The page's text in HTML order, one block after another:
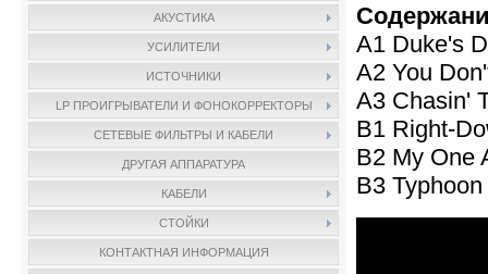
АКУСТИКА
УСИЛИТЕЛИ
ИСТОЧНИКИ
LP ПРОИГРЫВАТЕЛИ И ФОНОКОРРЕКТОРЫ
СЕТЕВЫЕ ФИЛЬТРЫ И КАБЕЛИ
ДРУГАЯ АППАРАТУРА
КАБЕЛИ
СТОЙКИ
КОНТАКТНАЯ ИНФОРМАЦИЯ
A1 Duke's
A2 You
A3 Chasin'
B1 Right-
B2 My One
B3